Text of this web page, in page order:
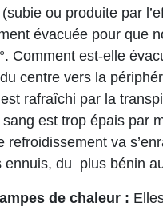
ou produite par
évacuée pour que
Comment est-elle
centre vers la
rafraîchi par la
est trop épais par
refroidissement va
ennuis, du plus bénin
de chaleur :